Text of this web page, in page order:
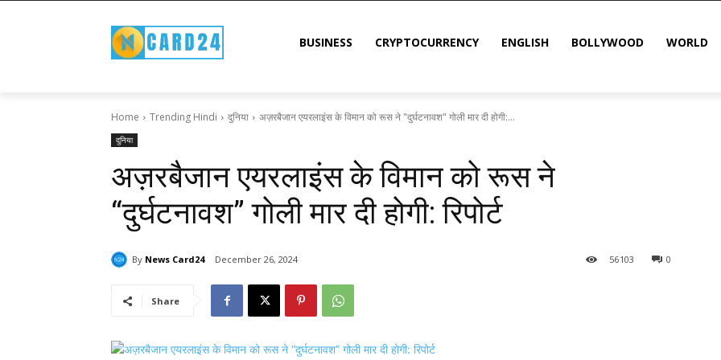
BUSINESS CRYPTOCURRENCY ENGLISH BOLLYWOOD WORLD
Home Trending Hindi दुनिया अज़रबैजान एयरलाइंस के विमान को रूस ने "दुर्घटनावश" ​​गोली मार दी होगी:...
दुनिया
अज़रबैजान एयरलाइंस के विमान को रूस ने
“दुर्घटनावश” ​​गोली मार दी होगी: रिपोर्ट
By News Card24 December 26, 2024 0
56103
Share